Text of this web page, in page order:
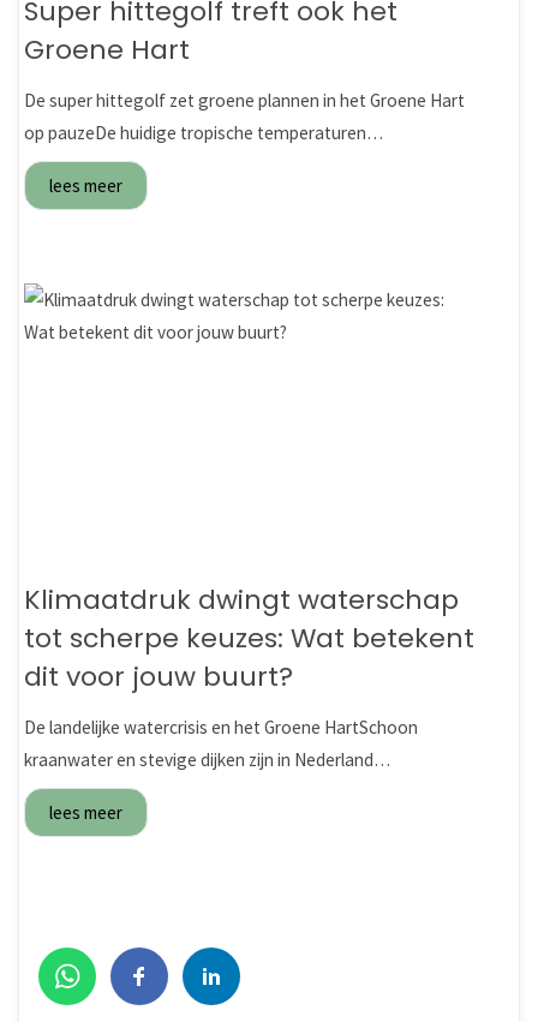
Super hittegolf treft ook het
Groene Hart
De super hittegolf zet groene plannen in het Groene Hart
op pauzeDe huidige tropische temperaturen…
lees meer
Klimaatdruk dwingt waterschap
tot scherpe keuzes: Wat betekent
dit voor jouw buurt?
De landelijke watercrisis en het Groene HartSchoon
kraanwater en stevige dijken zijn in Nederland…
lees meer